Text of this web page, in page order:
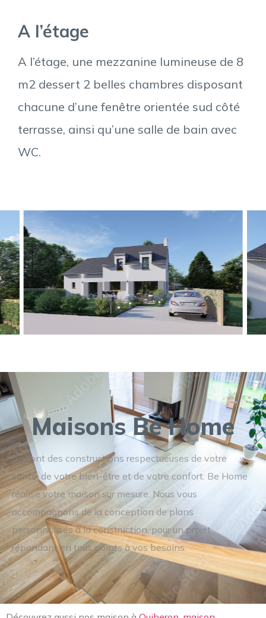
A l’étage
A l’étage, une mezzanine lumineuse de 8
m2 dessert 2 belles chambres disposant
chacune d’une fenêtre orientée sud côté
terrasse, ainsi qu’une salle de bain avec
WC.
Maisons Be Home
Ce sont des constructions respectueuses de votre
santé, de votre bien-être et de votre confort. Be Home
réalise votre maison sur mesure. Nous vous
accompagnons de la conception de plans
personnalisés à la construction, pour un projet
répondant en tous points à vos besoins.